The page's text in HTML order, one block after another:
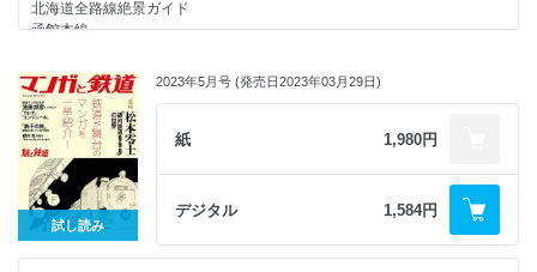
北海道全路線絶景ガイド
函館本線
千歳線・札沼線
日高本線・留萌本線
宗谷本線
石北本線
富良野線・石勝線
根室本線
釧網本線
道南いさりび鉄道
函館市電
試し読み
2023年5月号 (発売日2023年03月29日)
紙 1,980円
デジタル 1,584円